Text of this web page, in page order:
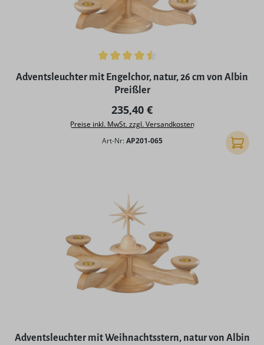
Durchschnittliche Bewertung von 4.5 von 5 Sternen
Adventsleuchter mit Engelchor, natur, 26 cm von Albin
Preißler
Regulärer Preis:
235,40 €
Preise inkl. MwSt. zzgl. Versandkosten
Art-Nr: AP201-065 In den
Adventsleuchter mit Weihnachtsstern, natur von Albin